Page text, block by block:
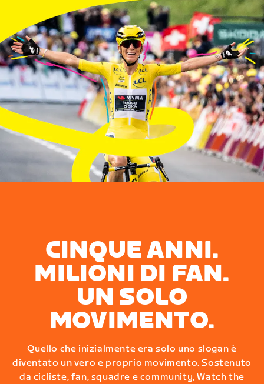
CINQUE ANNI.
MILIONI DI FAN.
UN SOLO
MOVIMENTO.
Quello che inizialmente era solo uno slogan è
diventato un vero e proprio movimento. Sostenuto
da cicliste, fan, squadre e community, Watch the